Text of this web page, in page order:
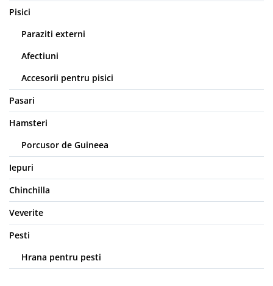
Pisici
Paraziti externi
Afectiuni
Accesorii pentru pisici
Pasari
Hamsteri
Porcusor de Guineea
Iepuri
Chinchilla
Veverite
Pesti
Hrana pentru pesti